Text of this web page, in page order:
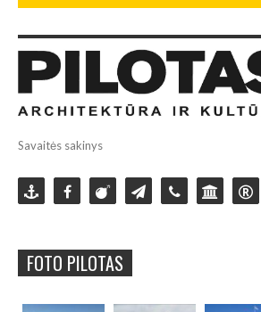
Savaitės sakinys
FOTO PILOTAS